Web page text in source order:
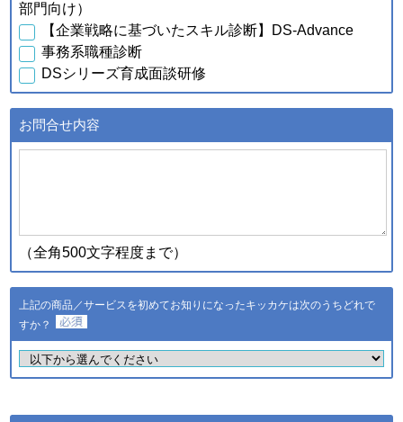
トなどをお届けするため
・当フォーラム取扱商品の発
案内のため
用者が診断結果データを利用
として適時スキル診断システ
ｄ．全国スキル調査へのご
協力に伴い取得した個人情
報
断結果は、統計的に処理した
適時スキル診断システムに反
映されます
よびご連絡のため
部門向け）
【企業戦略に基づいたスキル診断】DS-Advance
事務系職種診断
DSシリーズ育成面談研修
お問合せ内容
（全角500文字程度まで）
上記の商品／サービスを初めてお知りになったキッカケは次のうちどれで
すか？